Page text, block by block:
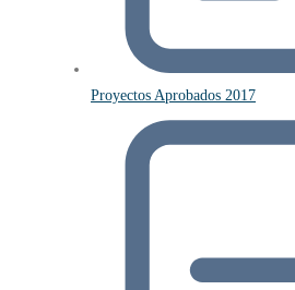
Proyectos Aprobados 2017